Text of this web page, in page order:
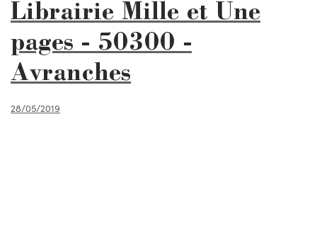
Librairie Mille et Une
pages - 50300 -
Avranches
28/05/2019